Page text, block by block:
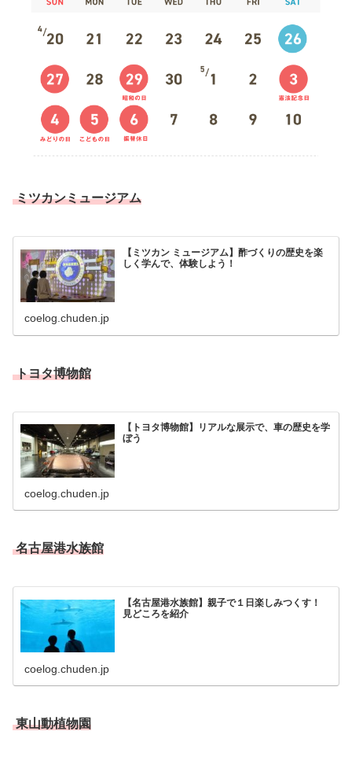
ミツカンミュージアム
【ミツカン ミュージアム】酢づくりの歴史を楽
しく学んで、体験しよう！
coelog.chuden.jp
トヨタ博物館
【トヨタ博物館】リアルな展示で、車の歴史を学
ぼう
coelog.chuden.jp
名古屋港水族館
【名古屋港水族館】親子で１日楽しみつくす！
見どころを紹介
coelog.chuden.jp
東山動植物園